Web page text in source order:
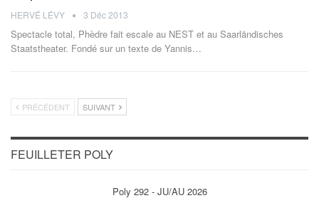
HERVÉ LÉVY 3 Déc 2013
Spectacle total, Phèdre fait escale au NEST et au Saarländisches
Staatstheater. Fondé sur un texte de Yannis…
PRÉCÉDENT SUIVANT
FEUILLETER POLY
Poly 292 - JU/AU 2026